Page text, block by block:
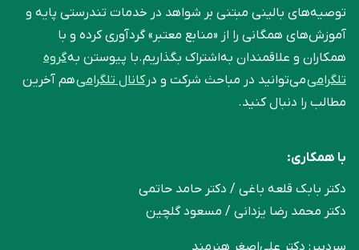
توصیه‌های بالینی مبتنی بر شواهد در خدمات تندرستی پایه و
آموزش‌های همگانی را از «منابع معتبر» گردآوری کرده و با
همکاران و علاقمندان به‌اشتراک بگذاریم.با پیوستن بهگروه
تلگرامیمی‌توانید در مباحث شرکت و درکانال تلگرامیهم آخرین
مطالب را دنبال کنید.
با همکاری:
دکتر بابک قلعه‌ باغی / دکتر حامد حاتمی
دکتر محمد رضا یزدانی / مسعود گلچین
سردبیر: دکتر علی‌اصغر هنرمند